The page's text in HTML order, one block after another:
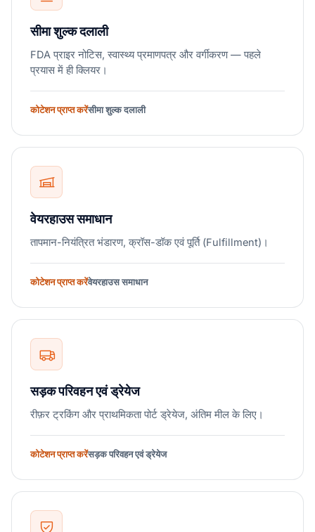
सीमा शुल्क दलाली
FDA प्राइर नोटिस, स्वास्थ्य प्रमाणपत्र और वर्गीकरण — पहले
प्रयास में ही क्लियर।
कोटेशन प्राप्त करेंसीमा शुल्क दलाली
वेयरहाउस समाधान
तापमान-नियंत्रित भंडारण, क्रॉस-डॉक एवं पूर्ति (Fulfillment)।
कोटेशन प्राप्त करेंवेयरहाउस समाधान
सड़क परिवहन एवं ड्रेयेज
रीफ़र ट्रकिंग और प्राथमिकता पोर्ट ड्रेयेज, अंतिम मील के लिए।
कोटेशन प्राप्त करेंसड़क परिवहन एवं ड्रेयेज